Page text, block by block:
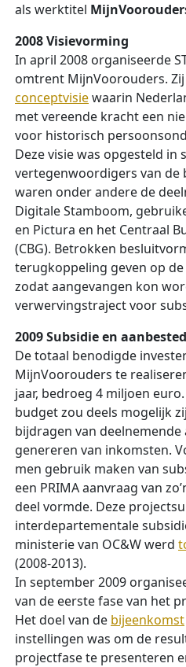
als werktitel
2008 Visievorming
In april 2008 organiseerde
omtrent MijnVoorouders.
conceptvisiewaarin
met vereende kracht een
voor historisch
Deze visie was opgesteld in
vertegenwoordigers van de
waren onder andere de
Digitale Stamboom,
en Pictura en het Centraal
(CBG). Betrokken
terugkoppeling geven op
zodat aangevangen kon
verwervingstraject voor
2009 Subsidie en
De totaal benodigde
MijnVoorouders te
jaar, bedroeg 4 miljoen
budget zou deels mogelijk
bijdragen van deelnemende
genereren van inkomsten.
men gebruik maken van
een PRIMA aanvraag van
deel vormde. Deze
interdepartementale
ministerie van OC&W werd
(2008-2013).
In september 2009
van de eerste fase van het
Het doel van de bijeenkomst
instellingen was om de
projectfase te presenteren